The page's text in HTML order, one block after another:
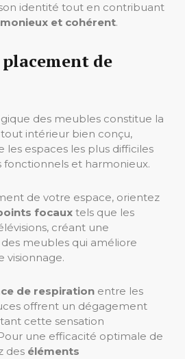
identité tout en contribuant
et cohérent.
de
des meubles constitue la
intérieur bien conçu,
espaces les plus difficiles
et harmonieux.
de votre espace, orientez
focaux tels que les
créant une
meubles qui améliore
visionnage.
de respiration entre les
offrent un dégagement
cette sensation
une efficacité optimale de
des éléments